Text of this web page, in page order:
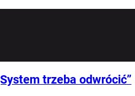
trzeba odwrócić”